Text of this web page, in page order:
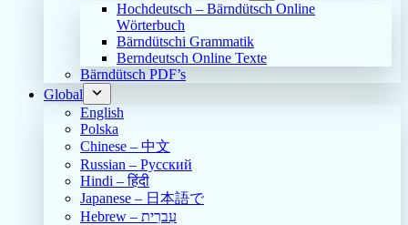
Hochdeutsch – Bärndütsch Online
Wörterbuch
Bärndütschi Grammatik
Berndeutsch Online Texte
Bärndütsch PDF’s
Global
English
Polska
Chinese – 中文
Russian – Русский
Hindi – हिंदी
Japanese – 日本語で
Hebrew – עִברִית